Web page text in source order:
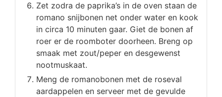
Zet zodra de paprika’s in de oven staan de
romano snijbonen net onder water en kook
in circa 10 minuten gaar. Giet de bonen af
roer er de roomboter doorheen. Breng op
smaak met zout/peper en desgewenst
nootmuskaat.
Meng de romanobonen met de roseval
aardappelen en serveer met de gevulde